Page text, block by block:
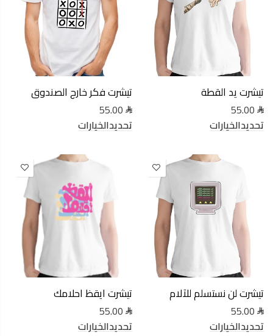
تيشرت يد القطة
55.00
تحديدالخيارات
تيشرت فكر خارج الصندوق
55.00
تحديدالخيارات
تيشرت لن نستسلم للآلام
55.00
تحديدالخيارات
تيشرت ايقظ احلامك
55.00
تحديدالخيارات